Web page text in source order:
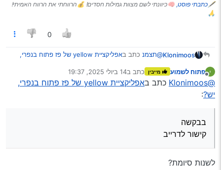
🖋כתבתי פוסט, 🧠כיוונתי לשם מצוות גמילות חסדים! 💰הרווחתי את הרווח האמיתי!
🙏
0
Klonimoos@תצמנ כתב ב
אפליקציית yellow של פז פתוח בנפרי,
@Klonimoos אכן, אודה מאוד.
פתוח לשמוע מייבין כתב ב14 ביולי 2025, 19:37
נערך לאחרונה על ידי
@Klonimoos כתב ב
אפליקציית yellow של פז פתוח בנפרי,
יש?:
בבקשה
קישור לדרייב
לשנות סיומת?